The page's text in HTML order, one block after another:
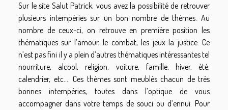
Sur le site Salut Patrick, vous avez la possibilité de retrouver
plusieurs intempéries sur un bon nombre de thèmes. Au
nombre de ceux-ci, on retrouve en première position les
thématiques sur l’amour, le combat, les jeux la justice. Ce
n’est pas fini il y a plein d’autres thématiques intéressantes tel
nourriture, alcool, religion, voiture, famille, hiver, été,
calendrier, etc.... Ces thèmes sont meublés chacun de très
bonnes intempéries, toutes dans l’optique de vous
accompagner dans votre temps de souci ou d’ennui. Pour